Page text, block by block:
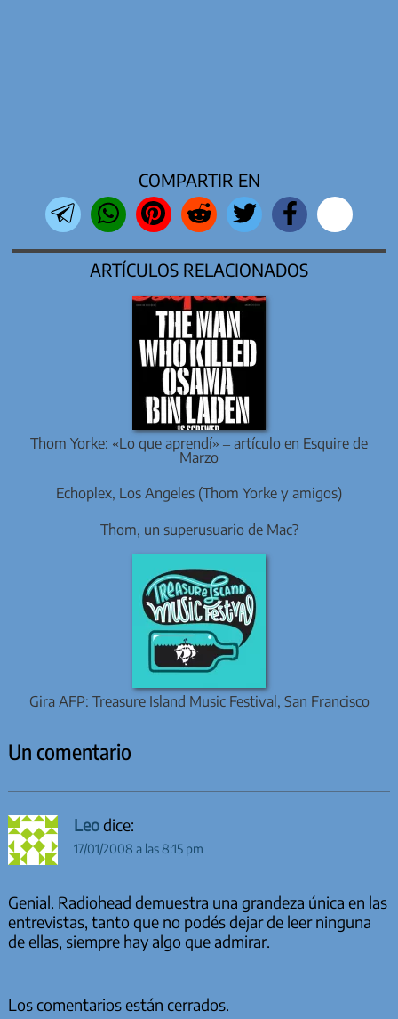
COMPARTIR EN
ARTÍCULOS RELACIONADOS
Thom Yorke: «Lo que aprendí» – artículo en Esquire de
Marzo
Echoplex, Los Angeles (Thom Yorke y amigos)
Thom, un superusuario de Mac?
Gira AFP: Treasure Island Music Festival, San Francisco
Un comentario
Leodice:
17/01/2008 a las 8:15 pm
Genial. Radiohead demuestra una grandeza única en las
entrevistas, tanto que no podés dejar de leer ninguna
de ellas, siempre hay algo que admirar.
Los comentarios están cerrados.